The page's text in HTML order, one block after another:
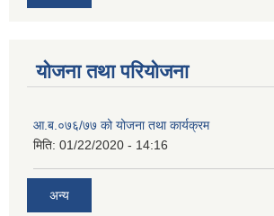
योजना तथा परियोजना
आ.ब.०७६/७७ को योजना तथा कार्यक्रम
मिति: 01/22/2020 - 14:16
अन्य